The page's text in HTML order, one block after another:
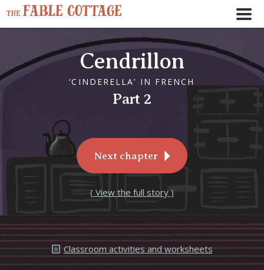
Cendrillon
‘CINDERELLA’ IN FRENCH
Part 2
Next chapter
( View the full story )
Classroom activities and worksheets